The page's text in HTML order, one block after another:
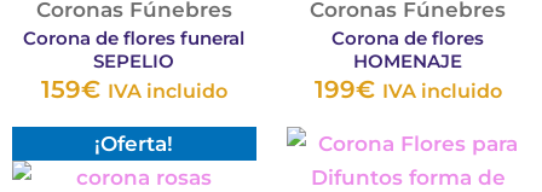
la
página
la
página
de
Coronas Fúnebres
Corona de flores funeral
SEPELIO
159€ IVA incluido
tiene
múltiples
variantes.
opciones
Coronas Fúnebres
Corona de flores
HOMENAJE
199€ IVA incluido
se
¡Oferta!
El
precioprecio
producto